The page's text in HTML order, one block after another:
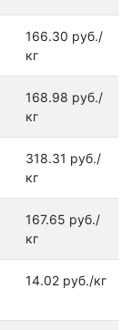
166.30 руб./
кг
168.98 руб./
кг
318.31 руб./
кг
167.65 руб./
кг
14.02 руб./кг